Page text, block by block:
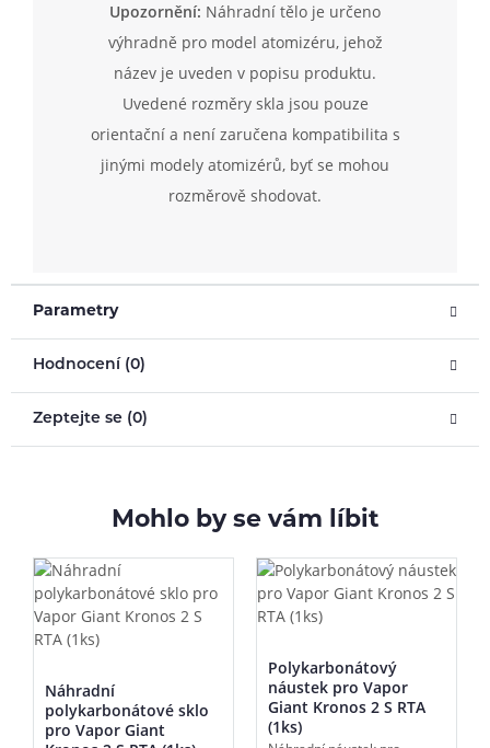
Upozornění: Náhradní tělo je určeno
výhradně pro model atomizéru, jehož
název je uveden v popisu produktu.
Uvedené rozměry skla jsou pouze
orientační a není zaručena kompatibilita s
jinými modely atomizérů, byť se mohou
rozměrově shodovat.
Parametry
Hodnocení (0)
Zeptejte se (0)
Mohlo by se vám líbit
Náhradní
polykarbonátové sklo
pro Vapor Giant
Polykarbonátový
náustek pro Vapor
Giant Kronos 2 S RTA
(1ks)